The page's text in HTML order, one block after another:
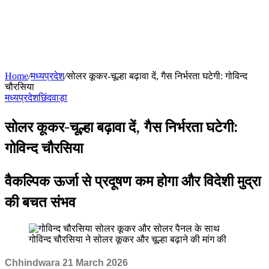
Home/मध्यप्रदेश/सोलर कूकर-चूल्हा बढ़ावा दें, गैस निर्भरता घटेगी: गोविन्द
चौरसिया
मध्यप्रदेशछिंदवाड़ा
सोलर कूकर-चूल्हा बढ़ावा दें, गैस निर्भरता घटेगी:
गोविन्द चौरसिया
वैकल्पिक ऊर्जा से प्रदूषण कम होगा और विदेशी मुद्रा
की बचत संभव
गोविन्द चौरसिया ने सोलर कूकर और चूल्हा बढ़ाने की मांग की
Chhindwara 21 March 2026